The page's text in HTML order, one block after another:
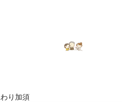
り加須